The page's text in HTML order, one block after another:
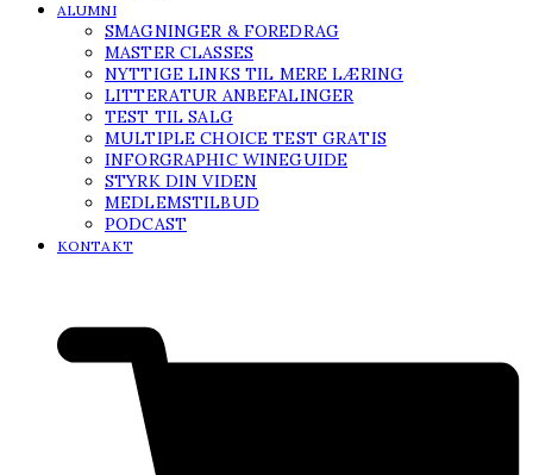
ALUMNI
SMAGNINGER & FOREDRAG
MASTER CLASSES
NYTTIGE LINKS TIL MERE LÆRING
LITTERATUR ANBEFALINGER
TEST TIL SALG
MULTIPLE CHOICE TEST GRATIS
INFORGRAPHIC WINEGUIDE
STYRK DIN VIDEN
MEDLEMSTILBUD
PODCAST
KONTAKT